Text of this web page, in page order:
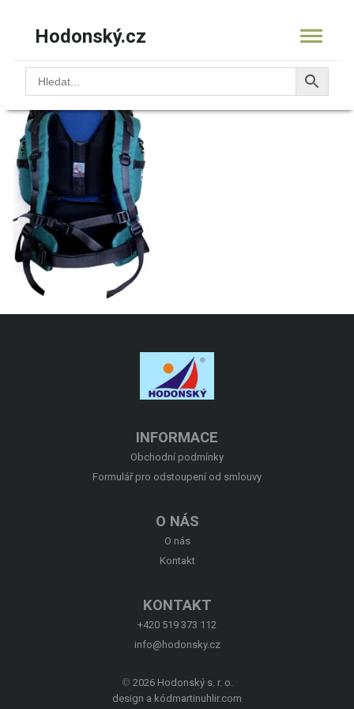
Hodonský.cz
11.9919zMontBlanc50
INFORMACE
Obchodní podmínky
Formulář pro odstoupení od smlouvy
O NÁS
O nás
Kontakt
KONTAKT
+420 519 373 112
info@hodonsky.cz
© 2026 Hodonský s. r. o.
design a kód martinuhlir.com